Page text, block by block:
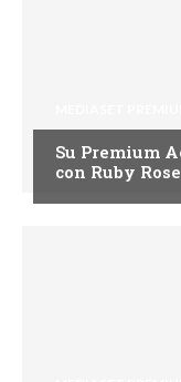
Su Premium
con Ruby Rose